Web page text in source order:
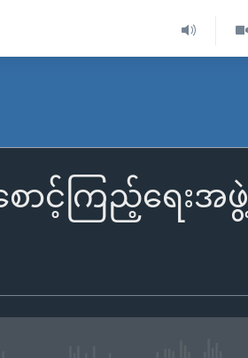
ောင့်ကြည့်ရေးအဖွဲ့